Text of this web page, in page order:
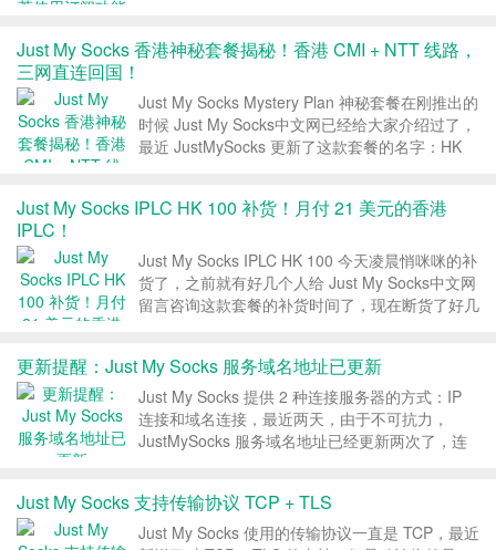
通过 IP 地址访问服...
Just My Socks 香港神秘套餐揭秘！香港 CMI + NTT 线路，
三网直连回国！
Just My Socks Mystery Plan 神秘套餐在刚推出的
时候 Just My Socks中文网已经给大家介绍过了，
最近 JustMySocks 更新了这款套餐的名字：HK
Just My Socks IPLC HK 100 补货！月付 21 美元的香港
IPLC！
Just My Socks IPLC HK 100 今天凌晨悄咪咪的补
货了，之前就有好几个人给 Just My Socks中文网
留言咨询这款套餐的补货时间了，现在断货了好几
元。...
更新提醒：Just My Socks 服务域名地址已更新
Just My Socks 提供 2 种连接服务器的方式：IP
连接和域名连接，最近两天，由于不可抗力，
JustMySocks 服务域名地址已经更新两次了，连
网...
Just My Socks 支持传输协议 TCP + TLS
Just My Socks 使用的传输协议一直是 TCP，最近